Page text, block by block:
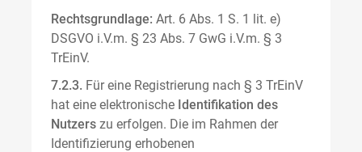
Rechtsgrundlage: Art. 6 Abs. 1 S. 1 lit. e)
DSGVO i.V.m. § 23 Abs. 7 GwG i.V.m. § 3
TrEinV.
7.2.3. Für eine Registrierung nach § 3 TrEinV
hat eine elektronische Identifikation des
Nutzers zu erfolgen. Die im Rahmen der
Identifizierung erhobenen